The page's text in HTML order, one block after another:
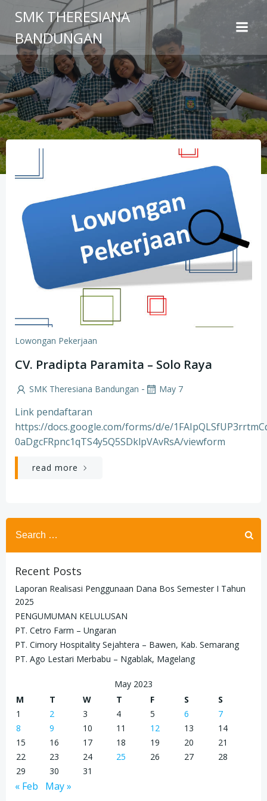
Skip
content
SMK THERESIANA
BANDUNGAN
Lowongan Pekerjaan
CV. Pradipta Paramita – Solo Raya
SMK Theresiana Bandungan - May 7
Link pendaftaran
https://docs.google.com/forms/d/e/
0aDgcFRpnc1qTS4y5Q5SDklpVAvRsA/viewform
read more
Search
for:
Recent Posts
Laporan Realisasi Penggunaan Dana Bos Semester I Tahun
2025
PENGUMUMAN KELULUSAN
PT. Cetro Farm – Ungaran
PT. Cimory Hospitality Sejahtera – Bawen, Kab. Semarang
PT. Ago Lestari Merbabu – Ngablak, Magelang
May 2023
M
T W T F S
S
1
2 3 4 5 6
7
8
9 10 11 12 13
14
15
16 17 18 19 20
21
22
23 24 25 26 27
28
29
30 31
« Feb May »